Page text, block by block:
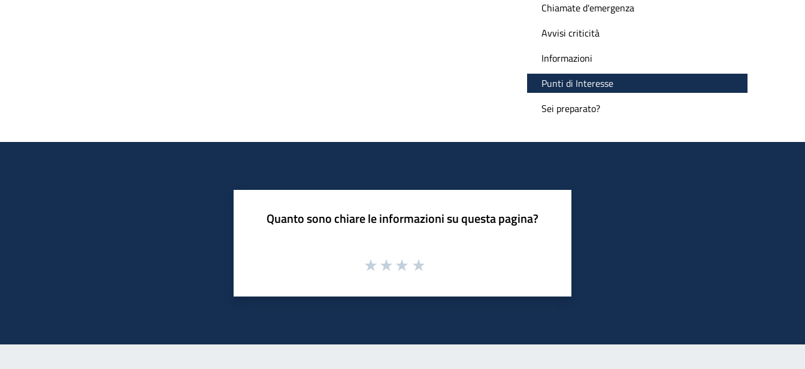
Chiamate d'emergenza
Avvisi criticità
Informazioni
Punti di Interesse
Sei preparato?
Quanto sono chiare le informazioni su questa pagina?